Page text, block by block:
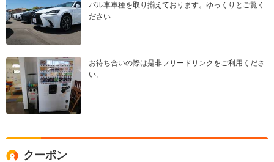
バル車車種を取り揃えております。ゆっくりとご覧く
ださい
お待ち合いの際は是非フリードリンクをご利用くださ
い。
クーポン